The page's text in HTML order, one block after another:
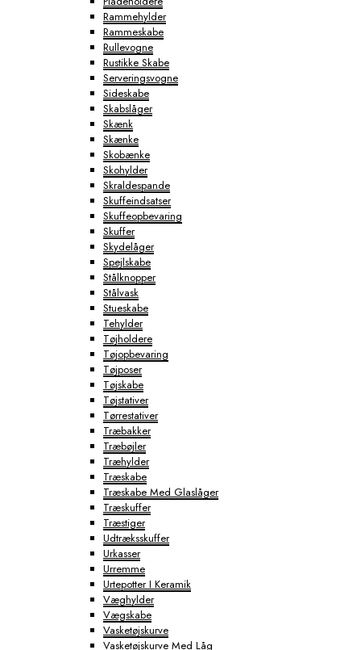
Rammehylder
Rammeskabe
Rullevogne
Rustikke Skabe
Serveringsvogne
Sideskabe
Skabslåger
Skænk
Skænke
Skobænke
Skohylder
Skraldespande
Skuffeindsatser
Skuffeopbevaring
Skuffer
Skydelåger
Spejlskabe
Stålknopper
Stålvask
Stueskabe
Tehylder
Tøjholdere
Tøjopbevaring
Tøjposer
Tøjskabe
Tøjstativer
Tørrestativer
Træbakker
Træbøjler
Træhylder
Træskabe
Træskabe Med Glaslåger
Træskuffer
Træstiger
Udtræksskuffer
Urkasser
Urremme
Urtepotter I Keramik
Væghylder
Vægskabe
Vasketøjskurve
Vasketøjskurve Med Låg